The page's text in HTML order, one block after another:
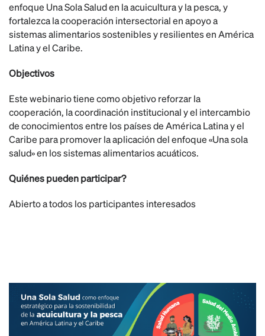
enfoque Una Sola Salud en la acuicultura y la pesca, y
fortalezca la cooperación intersectorial en apoyo a
sistemas alimentarios sostenibles y resilientes en América
Latina y el Caribe.
Objectivos
Este webinario tiene como objetivo reforzar la
cooperación, la coordinación institucional y el intercambio
de conocimientos entre los países de América Latina y el
Caribe para promover la aplicación del enfoque «Una sola
salud» en los sistemas alimentarios acuáticos.
Quiénes pueden participar?
Abierto a todos los participantes interesados